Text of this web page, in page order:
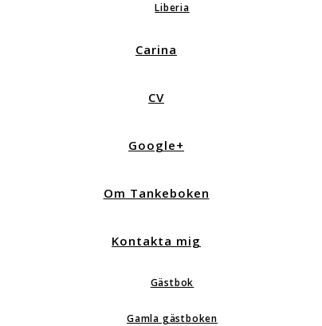
Liberia
Carina
CV
Google+
Om Tankeboken
Kontakta mig
Gästbok
Gamla gästboken